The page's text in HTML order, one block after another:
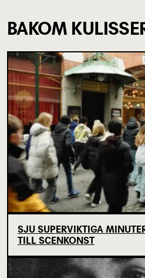
BAKOM
SJU SUPERVIKTIGA
TILL SCENKONST